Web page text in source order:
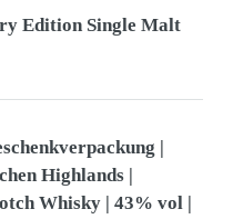
Edition Single Malt
|
Highlands |
Whisky | 43% vol |